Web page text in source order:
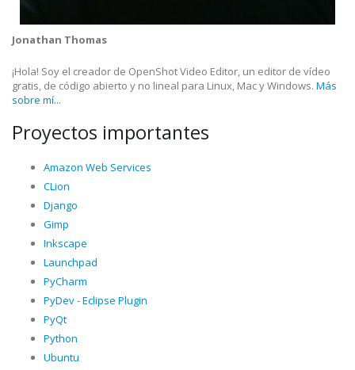
Jonathan Thomas
¡Hola! Soy el creador de OpenShot Video Editor, un editor de vídeo
gratis, de código abierto y no lineal para Linux, Mac y Windows. Más
sobre mí...
Proyectos importantes
Amazon Web Services
CLion
Django
Gimp
Inkscape
Launchpad
PyCharm
PyDev - Eclipse Plugin
PyQt
Python
Ubuntu